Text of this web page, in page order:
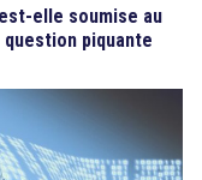
elle soumise au
question piquante